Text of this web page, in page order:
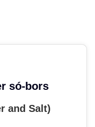
só-bors
and Salt)